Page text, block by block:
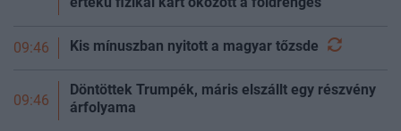
09:46 Kis mínuszban nyitott a magyar tőzsde
09:46
Döntöttek Trumpék, máris elszállt egy részvény
árfolyama